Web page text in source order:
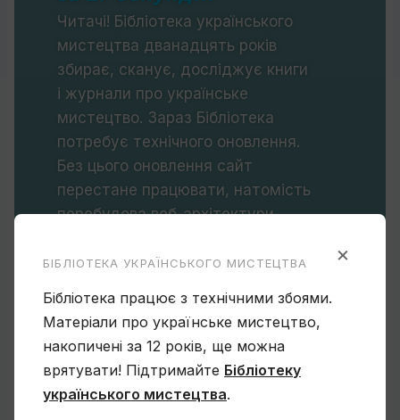
Читачі! Бібліотека українського
мистецтва дванадцять років
збирає, сканує, досліджує книги
і журнали про українське
мистецтво. Зараз Бібліотека
потребує технічного оновлення.
Без цього оновлення сайт
перестане працювати, натомість
перебудова веб-архітектури
Бібліотека функціонуватиме
Якби кожен, хто щось
завантажує на Бібліотеці,
сплачував хоча би 10 гривень,
разом ми назбирали би необхідні
кошти на технічне оновлення!
×
БІБЛІОТЕКА УКРАЇНСЬКОГО МИСТЕЦТВА
Бібліотека працює з технічними збоями.
Матеріали про українське мистецтво,
накопичені за 12 років, ще можна
врятувати! Підтримайте Бібліотеку
українського мистецтва.